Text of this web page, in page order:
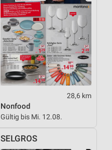
28,6 km
Nonfood
Gültig bis Mi. 12.08.
SELGROS